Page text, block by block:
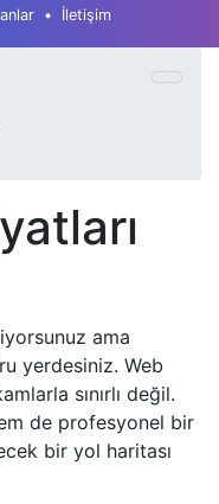
İletişim
ama
yerdesiniz. Web
sınırlı değil.
de profesyonel bir
bir yol haritası